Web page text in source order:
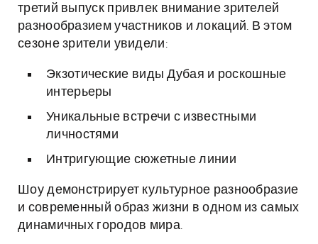
третий выпуск привлек внимание зрителей
разнообразием участников и локаций. В этом
сезоне зрители увидели:
Экзотические виды Дубая и роскошные
интерьеры
Уникальные встречи с известными
личностями
Интригующие сюжетные линии
Шоу демонстрирует культурное разнообразие
и современный образ жизни в одном из самых
динамичных городов мира.